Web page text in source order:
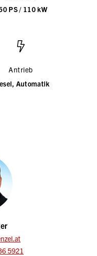
PS / 110 kW
Antrieb
Automatik
5921